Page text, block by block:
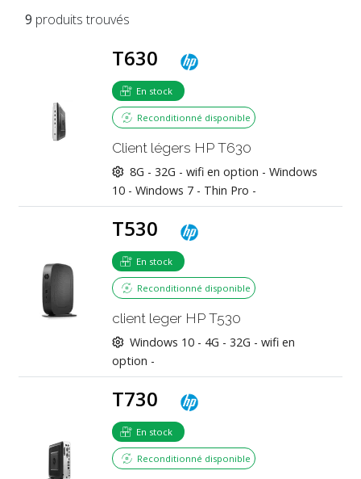
9 produits trouvés
T630
En stock
Reconditionné disponible
Client légers HP T630
8G - 32G - wifi en option - Windows
10 - Windows 7 - Thin Pro -
T530
En stock
Reconditionné disponible
client leger HP T530
Windows 10 - 4G - 32G - wifi en
option -
T730
En stock
Reconditionné disponible